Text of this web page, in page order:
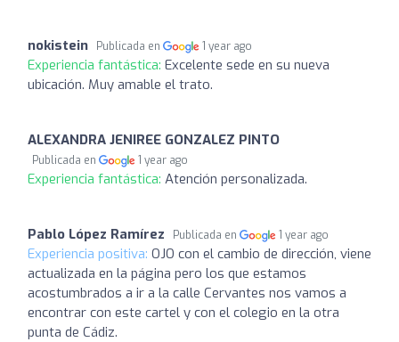
nokistein Publicada en 1 year ago
Experiencia fantástica: Excelente sede en su nueva
ubicación. Muy amable el trato.
ALEXANDRA JENIREE GONZALEZ PINTO
Publicada en 1 year ago
Experiencia fantástica: Atención personalizada.
Pablo López Ramírez Publicada en 1 year ago
Experiencia positiva: OJO con el cambio de dirección, viene
actualizada en la página pero los que estamos
acostumbrados a ir a la calle Cervantes nos vamos a
encontrar con este cartel y con el colegio en la otra
punta de Cádiz.